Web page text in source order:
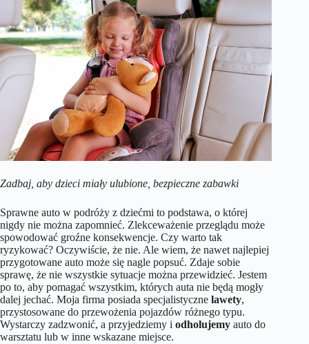
Zadbaj, aby dzieci miały ulubione, bezpieczne zabawki
Sprawne auto w podróży z dziećmi to podstawa, o której
nigdy nie można zapomnieć. Zlekceważenie przeglądu może
spowodować groźne konsekwencje. Czy warto tak
ryzykować? Oczywiście, że nie. Ale wiem, że nawet najlepiej
przygotowane auto może się nagle popsuć. Zdaje sobie
sprawę, że nie wszystkie sytuacje można przewidzieć. Jestem
po to, aby pomagać wszystkim, których auta nie będą mogły
dalej jechać. Moja firma posiada specjalistyczne lawety,
przystosowane do przewożenia pojazdów różnego typu.
Wystarczy zadzwonić, a przyjedziemy i odholujemy auto do
warsztatu lub w inne wskazane miejsce.